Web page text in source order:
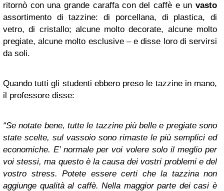
ritornò con una grande caraffa con del caffè e un vasto
assortimento di tazzine: di porcellana, di plastica, di
vetro, di cristallo; alcune molto decorate, alcune molto
pregiate, alcune molto esclusive – e disse loro di servirsi
da soli.
Quando tutti gli studenti ebbero preso le tazzine in mano,
il professore disse:
“Se notate bene, tutte le tazzine più belle e pregiate sono
state scelte, sul vassoio sono rimaste le più semplici ed
economiche. E’ normale per voi volere solo il meglio per
voi stessi, ma questo è la causa dei vostri problemi e del
vostro stress. Potete essere certi che la tazzina non
aggiunge qualità al caffè. Nella maggior parte dei casi è